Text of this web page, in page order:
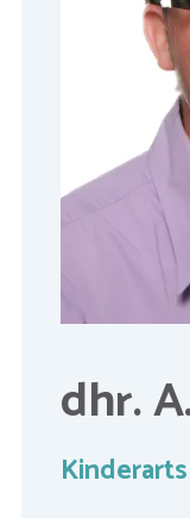
dhr.
Kinderarts